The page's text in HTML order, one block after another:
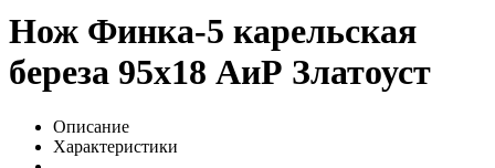
Нож Финка-5 карельская
береза 95х18 АиР Златоуст
Описание
Характеристики